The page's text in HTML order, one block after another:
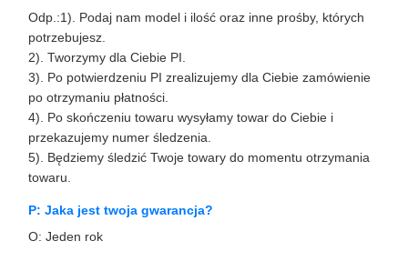
Odp.:1). Podaj nam model i ilość oraz inne prośby, których
potrzebujesz.
2). Tworzymy dla Ciebie PI.
3). Po potwierdzeniu PI zrealizujemy dla Ciebie zamówienie
po otrzymaniu płatności.
4). Po skończeniu towaru wysyłamy towar do Ciebie i
przekazujemy numer śledzenia.
5). Będziemy śledzić Twoje towary do momentu otrzymania
towaru.
P: Jaka jest twoja gwarancja?
O: Jeden rok